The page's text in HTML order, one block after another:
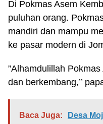
Di Pokmas Asem
puluhan orang.
mandiri dan mampu
ke pasar modern di
”Alhamdulillah
dan berkembang,’’
Baca Juga:
Desa